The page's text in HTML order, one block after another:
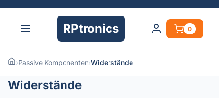
RPtronics 0
›Passive Komponenten›Widerstände
Widerstände